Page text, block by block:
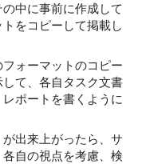
中に事前に作成して
をコピーして掲載し
ォーマットのコピー
て、各自タスク文書
ポートを書くように
出来上がったら、サ
自の視点を考慮、検